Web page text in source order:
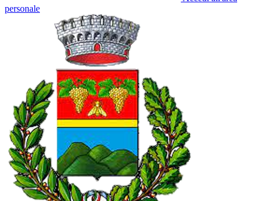
personale